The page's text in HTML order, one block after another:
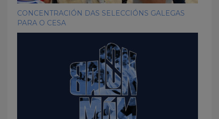
CONCENTRACIÓN DAS SELECCIÓNS GALEGAS
PARA O CESA